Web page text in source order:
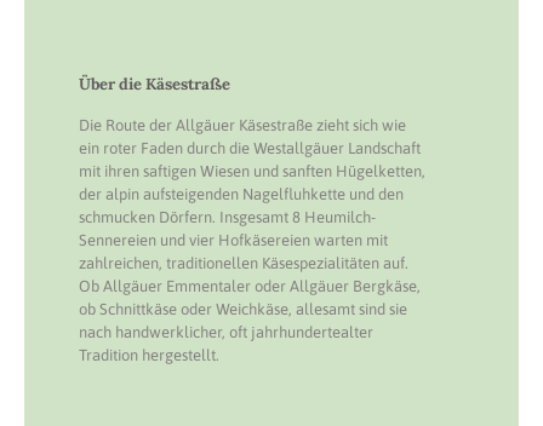
Über die Käsestraße
Die Route der Allgäuer Käsestraße zieht sich wie
ein roter Faden durch die Westallgäuer Landschaft
mit ihren saftigen Wiesen und sanften Hügelketten,
der alpin aufsteigenden Nagelfluhkette und den
schmucken Dörfern. Insgesamt 8 Heumilch-
Sennereien und vier Hofkäsereien warten mit
zahlreichen, traditionellen Käsespezialitäten auf.
Ob Allgäuer Emmentaler oder Allgäuer Bergkäse,
ob Schnittkäse oder Weichkäse, allesamt sind sie
nach handwerklicher, oft jahrhundertealter
Tradition hergestellt.